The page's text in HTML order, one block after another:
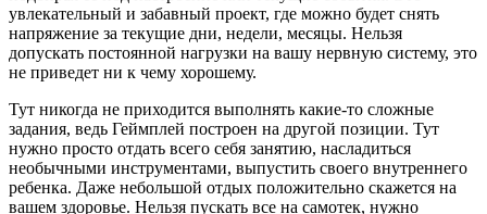
увлекательный и забавный проект, где можно будет снять
напряжение за текущие дни, недели, месяцы. Нельзя
допускать постоянной нагрузки на вашу нервную систему, это
не приведет ни к чему хорошему.
Тут никогда не приходится выполнять какие-то сложные
задания, ведь Геймплей построен на другой позиции. Тут
нужно просто отдать всего себя занятию, насладиться
необычными инструментами, выпустить своего внутреннего
ребенка. Даже небольшой отдых положительно скажется на
вашем здоровье. Нельзя пускать все на самотек, нужно